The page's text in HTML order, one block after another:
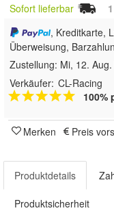
Sofort lieferbar 1
, Kreditkarte,
Überweisung,
Zustellung: Mi, 12.
Verkäufer: CL-Racing
100%
Merken Preis
Produktdetails
Produktsicherheit